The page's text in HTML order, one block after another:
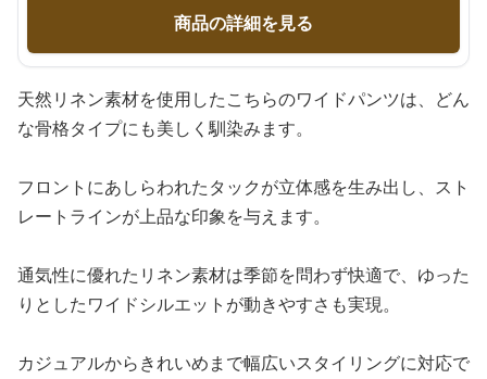
商品の詳細を見る
天然リネン素材を使用したこちらのワイドパンツは、どん
な骨格タイプにも美しく馴染みます。
フロントにあしらわれたタックが立体感を生み出し、スト
レートラインが上品な印象を与えます。
通気性に優れたリネン素材は季節を問わず快適で、ゆった
りとしたワイドシルエットが動きやすさも実現。
カジュアルからきれいめまで幅広いスタイリングに対応で